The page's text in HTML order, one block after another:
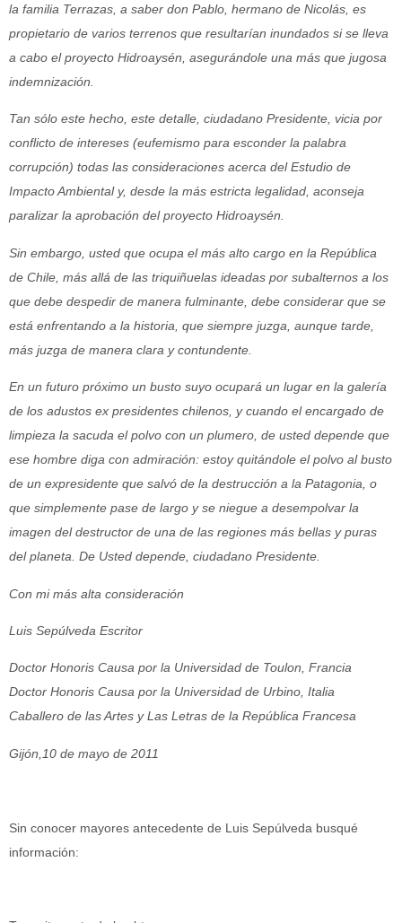
la familia Terrazas, a saber don Pablo, hermano de Nicolás, es
propietario de varios terrenos que resultarían inundados si se lleva
a cabo el proyecto Hidroaysén, asegurándole una más que jugosa
indemnización.
Tan sólo este hecho, este detalle, ciudadano Presidente, vicia por
conflicto de intereses (eufemismo para esconder la palabra
corrupción) todas las consideraciones acerca del Estudio de
Impacto Ambiental y, desde la más estricta legalidad, aconseja
paralizar la aprobación del proyecto Hidroaysén.
Sin embargo, usted que ocupa el más alto cargo en la República
de Chile, más allá de las triquiñuelas ideadas por subalternos a los
que debe despedir de manera fulminante, debe considerar que se
está enfrentando a la historia, que siempre juzga, aunque tarde,
más juzga de manera clara y contundente.
En un futuro próximo un busto suyo ocupará un lugar en la galería
de los adustos ex presidentes chilenos, y cuando el encargado de
limpieza la sacuda el polvo con un plumero, de usted depende que
ese hombre diga con admiración: estoy quitándole el polvo al busto
de un expresidente que salvó de la destrucción a la Patagonia, o
que simplemente pase de largo y se niegue a desempolvar la
imagen del destructor de una de las regiones más bellas y puras
del planeta. De Usted depende, ciudadano Presidente.
Con mi más alta consideración
Luis Sepúlveda Escritor
Doctor Honoris Causa por la Universidad de Toulon, Francia
Doctor Honoris Causa por la Universidad de Urbino, Italia
Caballero de las Artes y Las Letras de la República Francesa
Gijón,10 de mayo de 2011
Sin conocer mayores antecedente de Luis Sepúlveda busqué
información: